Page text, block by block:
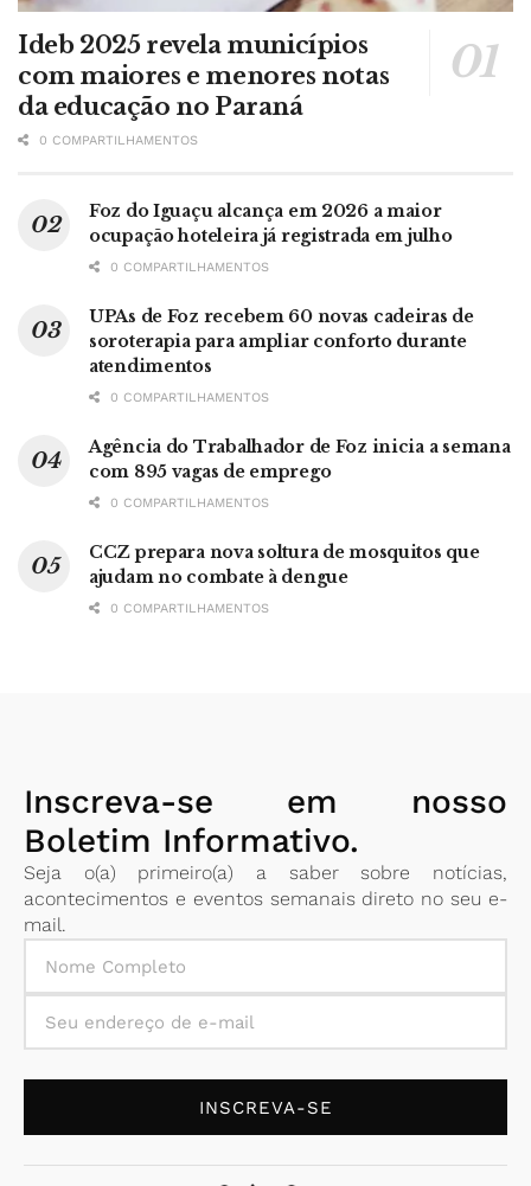
Ideb 2025 revela municípios
com maiores e menores notas
da educação no Paraná
0 COMPARTILHAMENTOS
Foz do Iguaçu alcança em 2026 a maior
ocupação hoteleira já registrada em julho
0 COMPARTILHAMENTOS
UPAs de Foz recebem 60 novas cadeiras de
soroterapia para ampliar conforto durante
atendimentos
0 COMPARTILHAMENTOS
Agência do Trabalhador de Foz inicia a semana
com 895 vagas de emprego
0 COMPARTILHAMENTOS
CCZ prepara nova soltura de mosquitos que
ajudam no combate à dengue
0 COMPARTILHAMENTOS
Inscreva-se em nosso
Boletim Informativo.
Seja o(a) primeiro(a) a saber sobre notícias,
acontecimentos e eventos semanais direto no seu e-
mail.
INSCREVA-SE